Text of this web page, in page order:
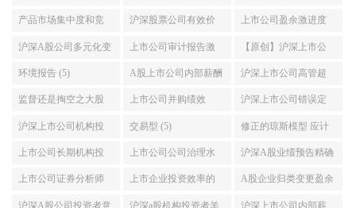
污染重污染企业名单
及环境信息披露EDI指
薪酬与绝对薪酬数据
加Stata计算代码2007-
产品市场集中度和竞
争力 Stata计算赫芬达
尔 赫希曼HHI指数和
沪深股票公司有效价
差和相对有效价差数
据和stata代码2003-
上市公司盈余激进度
(6)
沪深A股公司多元化变
量行业数目 (6)
上市公司审计报告激
进性 审计质量数据
stata代码结果2000-
【原创】沪深上市公
司是否披露CSR社会责
任报告 (5)
环境报告 (5) A股上市公司内部薪酬
差距 管理层平均薪酬
和员工平均薪酬数据
沪深上市公司高管超
额在职消费 高管非货
币性私有收益数据和
监督还是掏空之大股
东持股比列与股价崩
盘风险研究数据与stata
上市公司并购绩效
CAR (5)
沪深上市公司错误定
价 资本市场定价效率
数据stata代码2001-
沪深上市公司机构投
资者异质性研究数据
和stata代码2000-2021
交易型 (5) 修正的琼斯模型 应计
盈余管理stata代码和数
据计算结果2000-2021
上市公司长期机构投
资者与短期机构投资
者持股数据stata代码
上市公司公司治理水
平主成分析法stata代码
计算与数据结果2003-
沪深A股业绩预告精确
性准确性研究分析数
据和stata代码2006-
上市公司证券分析师
盈余预测误差分歧度
上市企业投资效率的
Chen模型与Biddle模型
A股企业归类变更盈余
管理预期核心收益模
沪深A股公司投资者意 沪深a股机构投资者羊 沪深上市公司内部薪